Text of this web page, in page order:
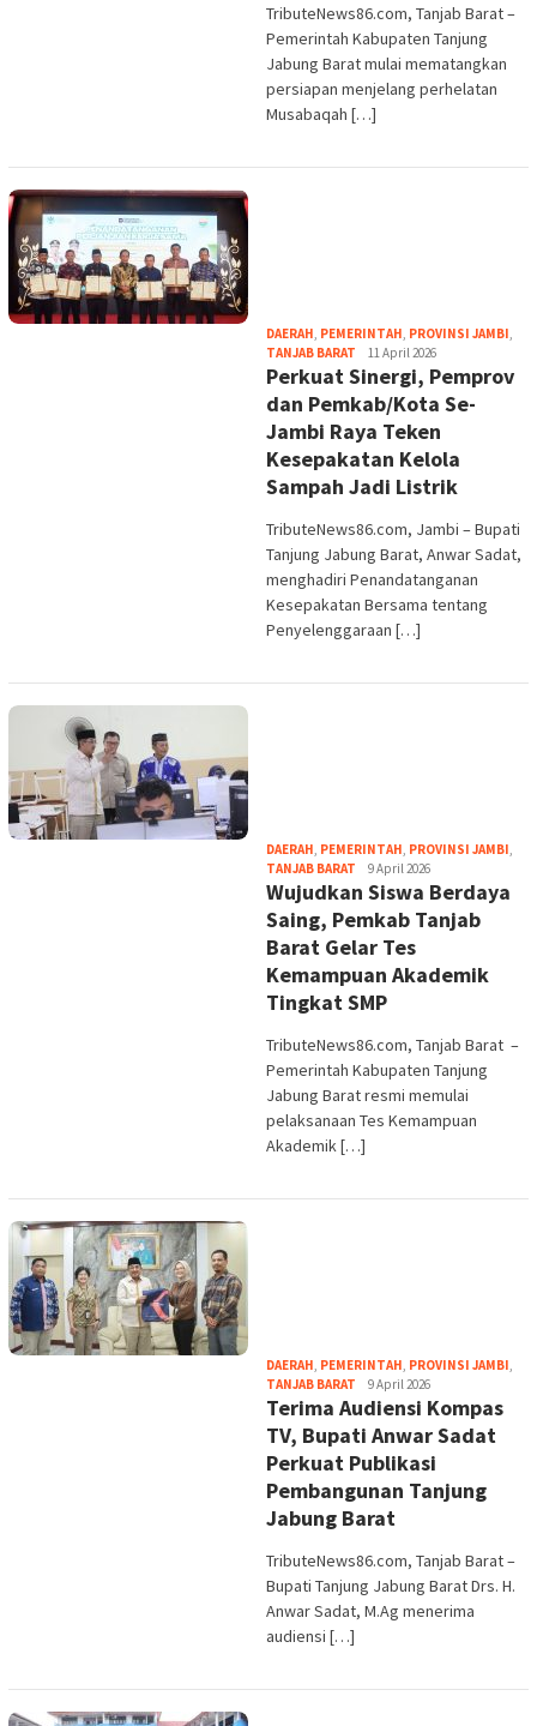
TributeNews86.com, ​Tanjab Barat –
Pemerintah Kabupaten Tanjung
Jabung Barat mulai mematangkan
persiapan menjelang perhelatan
Musabaqah […]
DAERAH, PEMERINTAH, PROVINSI JAMBI,
TANJAB BARAT tribute
11 April 2026
Perkuat Sinergi, Pemprov
dan Pemkab/Kota Se-
Jambi Raya Teken
Kesepakatan Kelola
Sampah Jadi Listrik
TributeNews86.com, Jambi – Bupati
Tanjung Jabung Barat, Anwar Sadat,
menghadiri Penandatanganan
Kesepakatan Bersama tentang
Penyelenggaraan […]
DAERAH, PEMERINTAH, PROVINSI JAMBI,
TANJAB BARAT tribute
9 April 2026
Wujudkan Siswa Berdaya
Saing, Pemkab Tanjab
Barat Gelar Tes
Kemampuan Akademik
Tingkat SMP
TributeNews86.com, Tanjab Barat –
Pemerintah Kabupaten Tanjung
Jabung Barat resmi memulai
pelaksanaan Tes Kemampuan
Akademik […]
DAERAH, PEMERINTAH, PROVINSI JAMBI,
TANJAB BARAT tribute
9 April 2026
Terima Audiensi Kompas
TV, Bupati Anwar Sadat
Perkuat Publikasi
Pembangunan Tanjung
Jabung Barat
TributeNews86.com, Tanjab Barat –
Bupati Tanjung Jabung Barat Drs. H.
Anwar Sadat, M.Ag menerima
audiensi […]